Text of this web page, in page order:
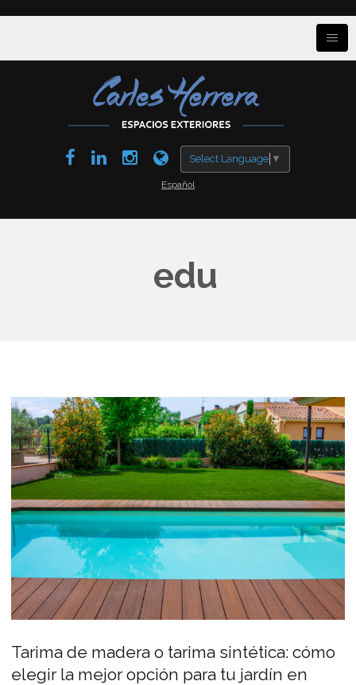
Select Language ▼
Español
edu
Tarima de madera o tarima sintética: cómo
elegir la mejor opción para tu jardín en